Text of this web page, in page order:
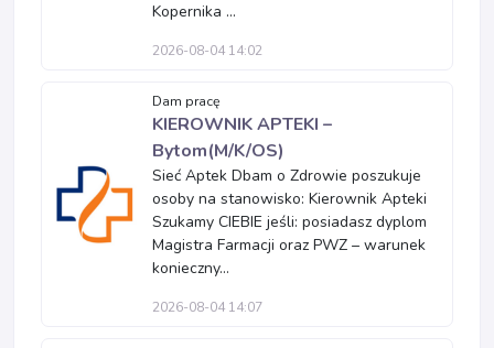
Kopernika ...
2026-08-04 14:02
Dam pracę
KIEROWNIK APTEKI –
Bytom(M/K/OS)
Sieć Aptek Dbam o Zdrowie poszukuje
osoby na stanowisko: Kierownik Apteki
Szukamy CIEBIE jeśli: posiadasz dyplom
Magistra Farmacji oraz PWZ – warunek
konieczny...
2026-08-04 14:07